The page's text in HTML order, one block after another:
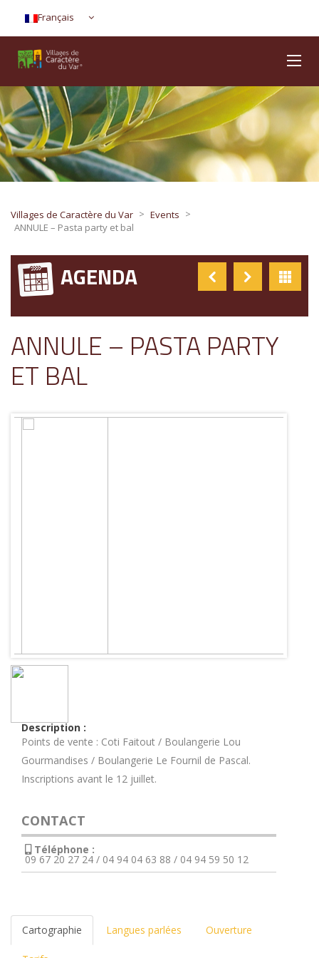
Français
Villages de Caractère du Var > Events >
ANNULE – Pasta party et bal
AGENDA
ANNULE – PASTA PARTY
ET BAL
Description :
Points de vente : Coti Faitout / Boulangerie Lou
Gourmandises / Boulangerie Le Fournil de Pascal.
Inscriptions avant le 12 juillet.
CONTACT
Téléphone :
09 67 20 27 24 / 04 94 04 63 88 / 04 94 59 50 12
Cartographie Langues parlées Ouverture